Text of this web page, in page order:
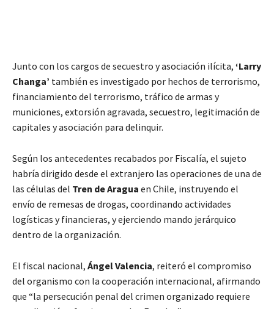
Junto con los cargos de secuestro y asociación ilícita, ‘Larry
Changa’ también es investigado por hechos de terrorismo,
financiamiento del terrorismo, tráfico de armas y
municiones, extorsión agravada, secuestro, legitimación de
capitales y asociación para delinquir.
Según los antecedentes recabados por Fiscalía, el sujeto
habría dirigido desde el extranjero las operaciones de una de
las células del Tren de Aragua en Chile, instruyendo el
envío de remesas de drogas, coordinando actividades
logísticas y financieras, y ejerciendo mando jerárquico
dentro de la organización.
El fiscal nacional, Ángel Valencia, reiteró el compromiso
del organismo con la cooperación internacional, afirmando
que “la persecución penal del crimen organizado requiere